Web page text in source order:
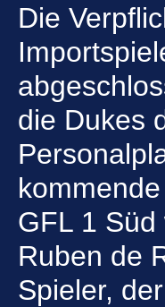
Die
die Dukes
GFL 1
Ruben de
Spieler,